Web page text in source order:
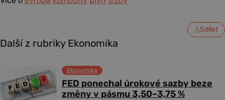
Sdílet
Další z rubriky Ekonomika
FED ponechal úrokové sazby beze
změny v pásmu 3,50–3,75 %
Ekonomika